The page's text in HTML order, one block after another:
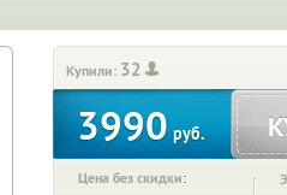
Купили: 32
3990руб.
Цена без скидки: